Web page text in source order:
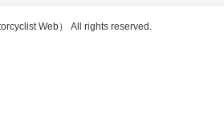
Web） All rights reserved.